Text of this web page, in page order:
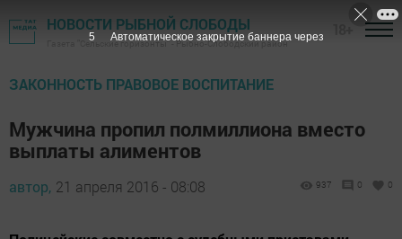
НОВОСТИ РЫБНОЙ СЛОБОДЫ
Газета "Сельские горизонты" - Рыбно-Слободский район
ЗАКОННОСТЬ ПРАВОВОЕ ВОСПИТАНИЕ
Мужчина пропил полмиллиона вместо
выплаты алиментов
автор, 21 апреля 2016 - 08:08 937 0 0
4 Автоматическое закрытие баннера через